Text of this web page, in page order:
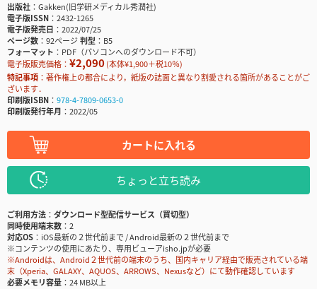
出版社
Gakken(旧学研メディカル秀潤社)
電子版ISSN
2432-1265
電子版発売日
2022/07/25
ページ数
92ページ判型
B5
フォーマット
PDF（パソコンへのダウンロード不可）
電子版販売価格： ¥2,090(本体¥1,900＋税10％)
特記事項
著作権上の都合により，紙版の誌面と異なり割愛される箇所があることがご
ざいます．
印刷版ISBN
978-4-7809-0653-0
印刷版発行年月
2022/05
カートに入れる
ちょっと立ち読み
ご利用方法
ダウンロード型配信サービス（買切型）
同時使用端末数
2
対応OS
iOS最新の２世代前まで / Android最新の２世代前まで
※コンテンツの使用にあたり、専用ビューアisho.jpが必要
※Androidは、Android２世代前の端末のうち、国内キャリア経由で販売されている端
末（Xperia、GALAXY、AQUOS、ARROWS、Nexusなど）にて動作確認しています
必要メモリ容量
24 MB以上